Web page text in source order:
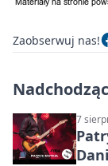
Zaobserwuj nas!
7